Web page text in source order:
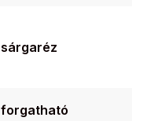
sárgaréz
forgatható